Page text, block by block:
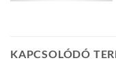
KAPCSOLÓDÓ